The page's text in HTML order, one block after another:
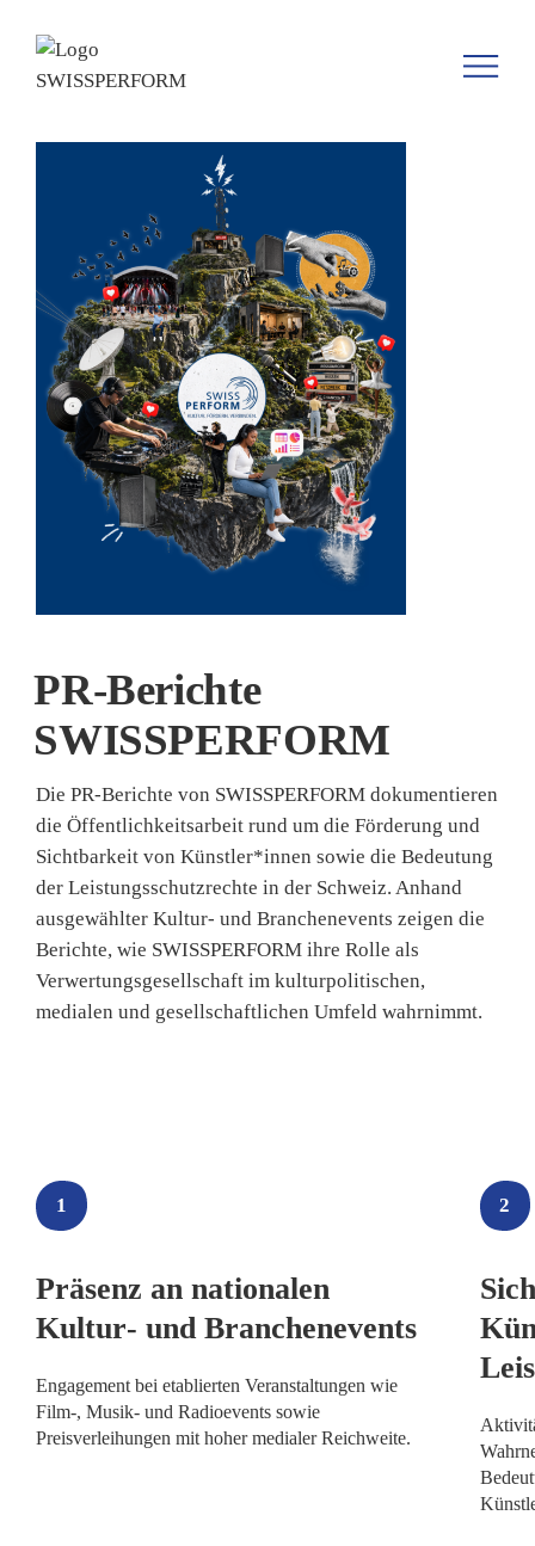
PR-Berichte
SWISSPERFORM
Die PR‑Berichte von SWISSPERFORM dokumentieren
die Öffentlichkeitsarbeit rund um die Förderung und
Sichtbarkeit von Künstler*innen sowie die Bedeutung
der Leistungsschutzrechte in der Schweiz. Anhand
ausgewählter Kultur‑ und Branchenevents zeigen die
Berichte, wie SWISSPERFORM ihre Rolle als
Verwertungsgesellschaft im kulturpolitischen,
medialen und gesellschaftlichen Umfeld wahrnimmt.
1
Präsenz an nationalen
Kultur‑ und Branchenevents
Engagement bei etablierten Veranstaltungen wie
Film‑, Musik‑ und Radioevents sowie
Preisverleihungen mit hoher medialer Reichweite.
2